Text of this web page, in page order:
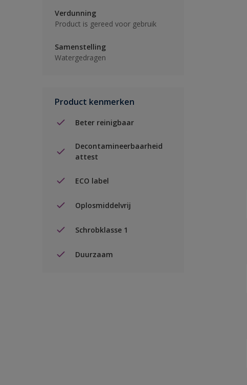
Verdunning
Product is gereed voor gebruik
Samenstelling
Watergedragen
Product kenmerken
Beter reinigbaar
Decontamineerbaarheid
attest
ECO label
Oplosmiddelvrij
Schrobklasse 1
Duurzaam